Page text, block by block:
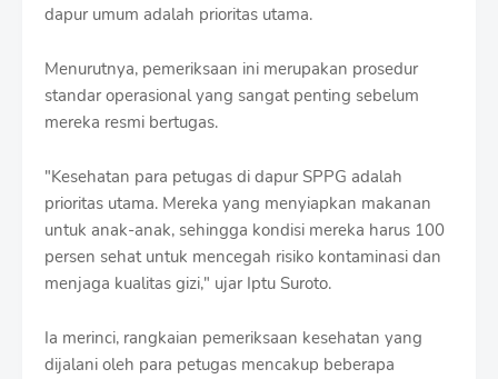
dapur umum adalah prioritas utama.
Menurutnya, pemeriksaan ini merupakan prosedur
standar operasional yang sangat penting sebelum
mereka resmi bertugas.
"Kesehatan para petugas di dapur SPPG adalah
prioritas utama. Mereka yang menyiapkan makanan
untuk anak-anak, sehingga kondisi mereka harus 100
persen sehat untuk mencegah risiko kontaminasi dan
menjaga kualitas gizi," ujar Iptu Suroto.
Ia merinci, rangkaian pemeriksaan kesehatan yang
dijalani oleh para petugas mencakup beberapa